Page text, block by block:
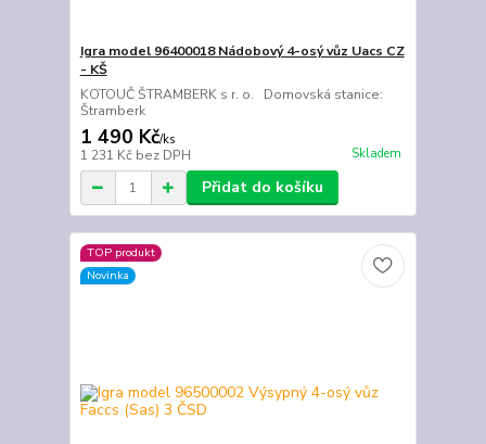
Igra model 96400018 Nádobový 4-osý vůz Uacs CZ
- KŠ
KOTOUČ ŠTRAMBERK s r. o. Domovská stanice:
Štramberk
1 490 Kč/ks
1 231 Kč bez DPH Skladem
Přidat do košíku
TOP produkt
Novinka